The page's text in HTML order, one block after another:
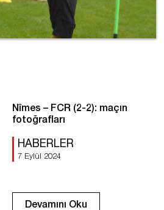
Nîmes – FCR (2-2): maçın
fotoğrafları
HABERLER
7 Eylül 2024
Devamını Oku